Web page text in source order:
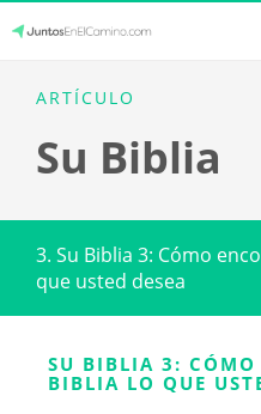
content
JuntosEnElCamino.com
ARTÍCULO
Su Biblia
3. Su Biblia 3: Cómo
que usted desea
SU BIBLIA 3: CÓMO
BIBLIA LO QUE